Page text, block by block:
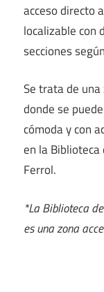
acceso directo
localizable con
secciones
Se trata de
donde se
cómoda y con
en la Biblioteca
Ferrol.
*La Biblioteca
es una zona